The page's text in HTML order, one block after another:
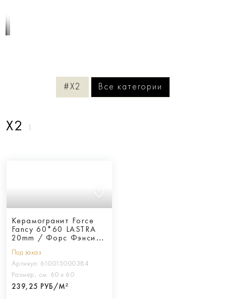
#X2 Все категории
X2 1
Керамогранит Force
Fancy 60*60 LASTRA
20mm / Форс Фэнси
Под заказ
Артикул: 610015000384
Размер, см: 60 х 60
239,25 РУБ/М²